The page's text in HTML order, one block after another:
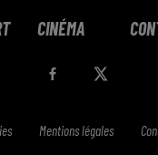
CINÉMA
Mentions légales